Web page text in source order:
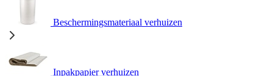
Beschermingsmateriaal verhuizen
Inpakpapier verhuizen